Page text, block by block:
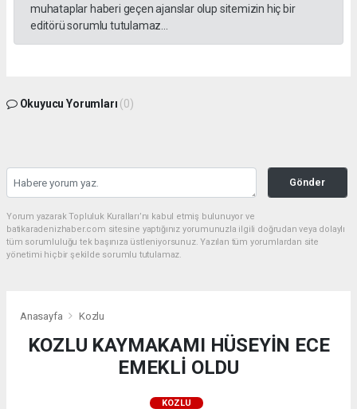
muhataplar haberi geçen ajanslar olup sitemizin hiç bir
editörü sorumlu tutulamaz...
Okuyucu Yorumları (0)
Gönder
Yorum yazarak Topluluk Kuralları’nı kabul etmiş bulunuyor ve
batikaradenizhaber.com sitesine yaptığınız yorumunuzla ilgili doğrudan veya dolaylı
tüm sorumluluğu tek başınıza üstleniyorsunuz. Yazılan tüm yorumlardan site
yönetimi hiçbir şekilde sorumlu tutulamaz.
Anasayfa Kozlu
KOZLU KAYMAKAMI HÜSEYİN ECE
EMEKLİ OLDU
KOZLU